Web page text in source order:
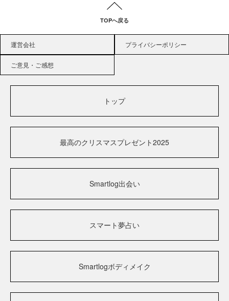
TOPへ戻る
運営会社 プライバシーポリシー
ご意見・ご感想
トップ
最高のクリスマスプレゼント2025
Smartlog出会い
スマート夢占い
Smartlogボディメイク